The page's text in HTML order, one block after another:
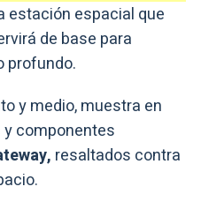
estación espacial que
de base para
profundo.
y medio, muestra en
componentes
resaltados contra